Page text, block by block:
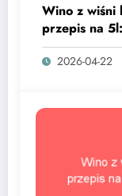
Wino z wiśni
przepis na
sekret
2026-04-22